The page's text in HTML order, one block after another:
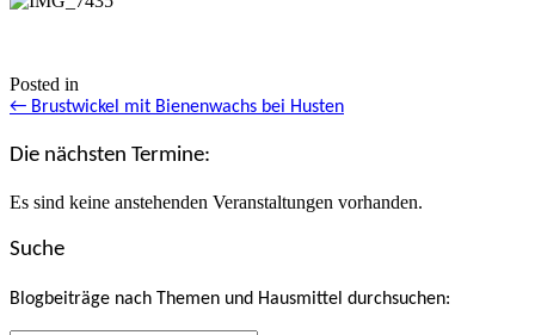
Posted in
Posts
navigation
← Brustwickel mit Bienenwachs bei Husten
Die nächsten Termine:
Es sind keine anstehenden Veranstaltungen vorhanden.
Suche
Blogbeiträge nach Themen und Hausmittel durchsuchen: